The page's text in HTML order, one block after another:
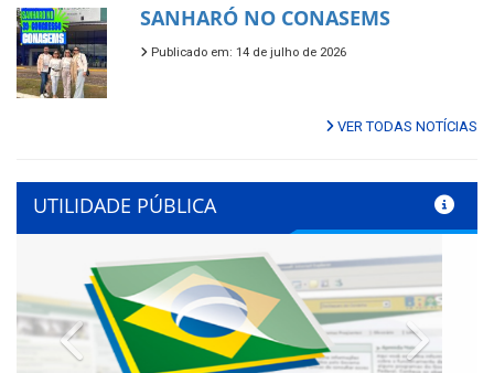
SANHARÓ NO CONASEMS
Publicado em: 14 de julho de 2026
VER TODAS NOTÍCIAS
UTILIDADE PÚBLICA
Previous